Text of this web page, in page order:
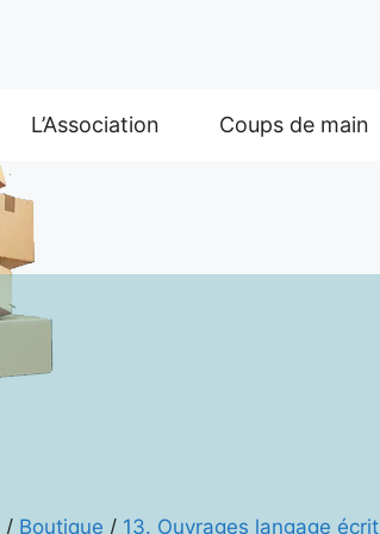
L’Association Coups de main
/ Boutique / 13. Ouvrages langage écrit